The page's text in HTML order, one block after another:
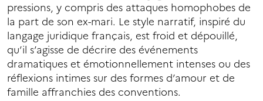
pressions, y compris des attaques homophobes de
la part de son ex-mari. Le style narratif, inspiré du
langage juridique français, est froid et dépouillé,
qu’il s’agisse de décrire des événements
dramatiques et émotionnellement intenses ou des
réflexions intimes sur des formes d’amour et de
famille affranchies des conventions.